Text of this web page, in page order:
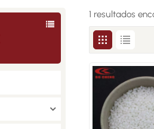
1 resultados